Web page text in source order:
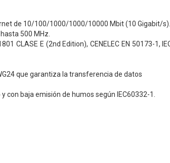
de 10/100/1000/1000/10000 Mbit (10 Gigabit/s).
500 MHz.
CLASE E (2nd Edition), CENELEC EN 50173-1,
que garantiza la transferencia de datos
con baja emisión de humos según IEC60332-1.